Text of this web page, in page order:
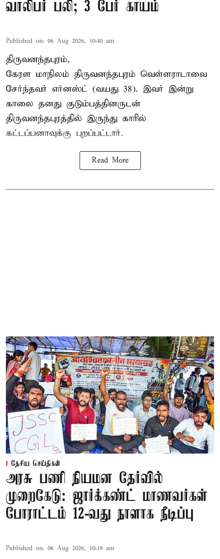
வாலிபர் பலி; 3 பேர் காயம்
Published on: 06 Aug 2026, 10:40 am
திருவனந்தபுரம்,
கேரள மாநிலம் திருவனந்தபுரம் வெள்ளராடாவை
சேர்ந்தவர் எர்னஸ்ட் (வயது 38). இவர் இன்று
காலை தனது குடும்பத்தினருடன்
திருவனந்தபுரத்தில் இருந்து காரில்
கட்டப்பனாவுக்கு புறப்பட்டார்.
Read More
தேசிய செய்திகள்
அரசு பணி நியமன தேர்வில்
முறைகேடு: ஜார்க்கண்ட் மாணவர்கள்
போராட்டம் 12-வது நாளாக நீடிப்பு
Published on: 06 Aug 2026, 10:19 am